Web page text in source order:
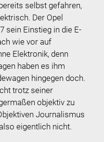
selbst gefahren,
Der Opel
sein Einstieg in die E-
wie vor auf
Elektronik, denn
haben es ihm
hingegen doch.
trotz seiner
objektiv zu
Journalismus
eigentlich nicht.